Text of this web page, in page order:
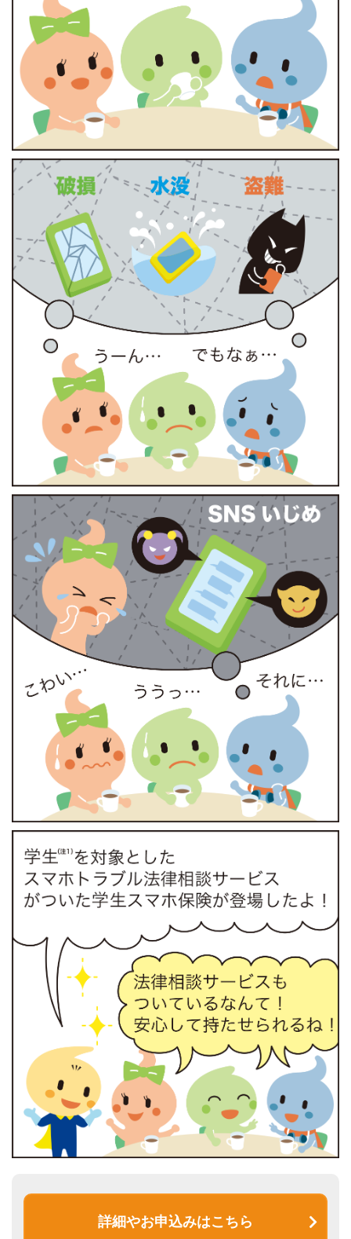
詳細やお申込みはこちら